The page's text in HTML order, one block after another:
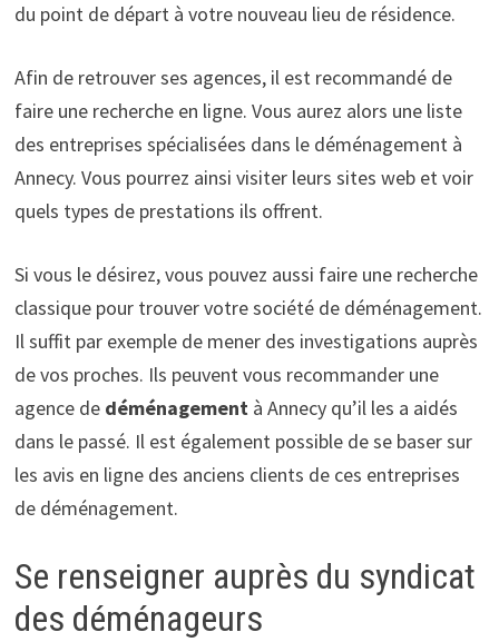
du point de départ à votre nouveau lieu de résidence.
Afin de retrouver ses agences, il est recommandé de
faire une recherche en ligne. Vous aurez alors une liste
des entreprises spécialisées dans le déménagement à
Annecy. Vous pourrez ainsi visiter leurs sites web et voir
quels types de prestations ils offrent.
Si vous le désirez, vous pouvez aussi faire une recherche
classique pour trouver votre société de déménagement.
Il suffit par exemple de mener des investigations auprès
de vos proches. Ils peuvent vous recommander une
agence dedéménagement à Annecy qu’il les a aidés
dans le passé. Il est également possible de se baser sur
les avis en ligne des anciens clients de ces entreprises
de déménagement.
Se renseigner auprès du syndicat
des déménageurs